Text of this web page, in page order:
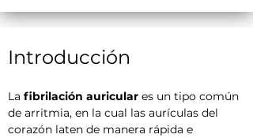
Introducción
La fibrilación auricular es un tipo común
de arritmia, en la cual las aurículas del
corazón laten de manera rápida e